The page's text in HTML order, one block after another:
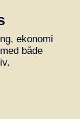
ekonomi
både